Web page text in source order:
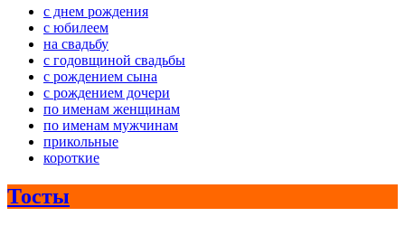
с днем рождения
с юбилеем
на свадьбу
с годовщиной свадьбы
с рождением сына
с рождением дочери
по именам женщинам
по именам мужчинам
прикольные
короткие
Тосты